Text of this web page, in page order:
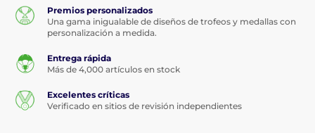
Premios personalizados
Una gama inigualable de diseños de trofeos y medallas con
personalización a medida.
Entrega rápida
Más de 4,000 artículos en stock
Excelentes críticas
Verificado en sitios de revisión independientes